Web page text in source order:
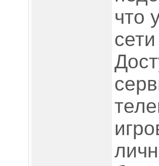
что